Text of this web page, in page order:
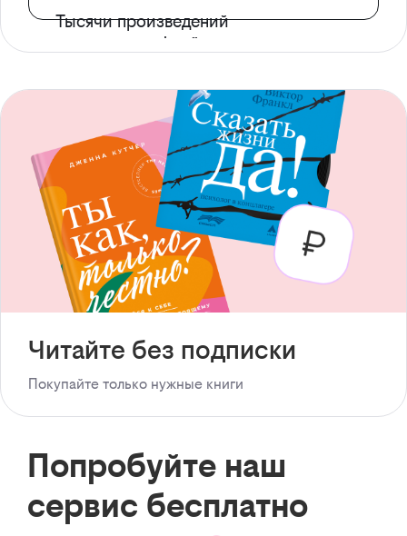
Тысячи произведений
с доступом офлайн
Читайте без подписки
Покупайте только нужные книги
Попробуйте наш
сервис бесплатно